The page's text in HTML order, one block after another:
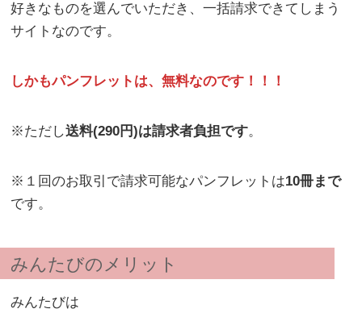
好きなものを選んでいただき、一括請求できてしまう
サイトなのです。
しかもパンフレットは、無料なのです！！！
※ただし送料(290円)は請求者負担です。
※１回のお取引で請求可能なパンフレットは10冊まで
です。
みんたびのメリット
みんたびは